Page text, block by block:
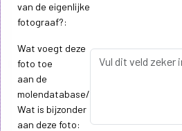
van de eigenlijke
fotograaf?:
Wat voegt deze
foto toe
aan de
molendatabase/
Wat is bijzonder
aan deze foto: